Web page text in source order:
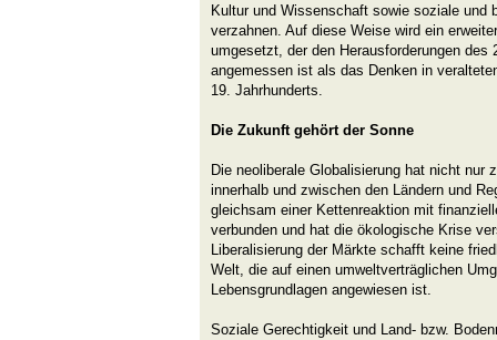
Kultur und Wissenschaft sowie soziale und
verzahnen. Auf diese Weise wird ein
umgesetzt, der den Herausforderungen des
angemessen ist als das Denken in
19. Jahrhunderts.
Die Zukunft gehört der Sonne
Die neoliberale Globalisierung hat nicht nur
innerhalb und zwischen den Ländern und
gleichsam einer Kettenreaktion mit
verbunden und hat die ökologische Krise
Liberalisierung der Märkte schafft keine
Welt, die auf einen umweltverträglichen
Lebensgrundlagen angewiesen ist.
Soziale Gerechtigkeit und Land- bzw.